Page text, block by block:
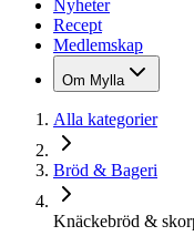
Nyheter
Recept
Medlemskap
Om Mylla
Alla kategorier
Bröd & Bageri
Knäckebröd &